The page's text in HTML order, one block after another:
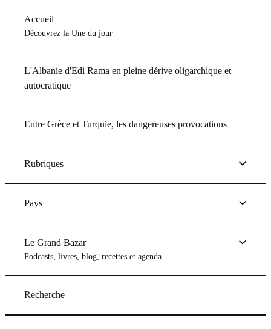
Accueil
Découvrez la Une du jour
L'Albanie d'Edi Rama en pleine dérive oligarchique et
autocratique
Entre Grèce et Turquie, les dangereuses provocations
Rubriques
Pays
Le Grand Bazar
Podcasts, livres, blog, recettes et agenda
Recherche